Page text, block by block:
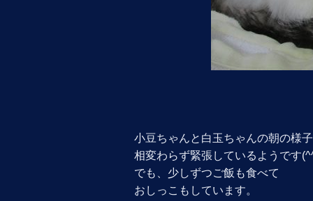
小豆ちゃんと白玉ちゃんの朝の様
相変わらず緊張しているようです
でも、少しずつご飯も食べて
おしっこもしています。